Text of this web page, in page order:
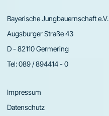
Bayerische Jungbauernschaft e.V.
Augsburger Straße 43
D - 82110 Germering
Tel:089 / 894414 - 0
Impressum
Datenschutz